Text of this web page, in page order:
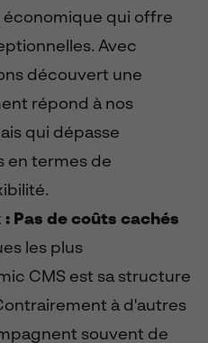
qui offre
Avec
découvert une
répond à nos
qui dépasse
en termes de
Pas de coûts cachés
les plus
CMS est sa structure
à d'autres
souvent de